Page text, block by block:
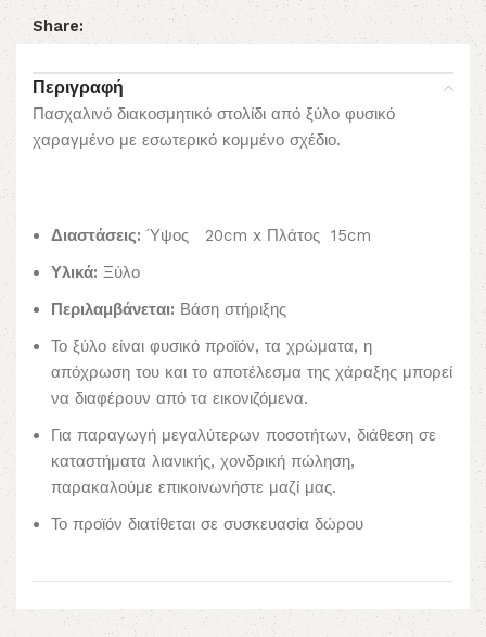
Share:
Περιγραφή
Πασχαλινό διακοσμητικό στολίδι από ξύλο φυσικό
χαραγμένο με εσωτερικό κομμένο σχέδιο.
Διαστάσεις: Ύψος 20cm x Πλάτος 15cm
Υλικά: Ξύλο
Περιλαμβάνεται: Βάση στήριξης
Το ξύλο είναι φυσικό προϊόν, τα χρώματα, η
απόχρωση του και το αποτέλεσμα της χάραξης μπορεί
να διαφέρουν από τα εικονιζόμενα.
Για παραγωγή μεγαλύτερων ποσοτήτων, διάθεση σε
καταστήματα λιανικής, χονδρική πώληση,
παρακαλούμε επικοινωνήστε μαζί μας.
Το προϊόν διατίθεται σε συσκευασία δώρου